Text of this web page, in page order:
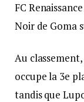
FC
Noir de Goma
Au
occupe la 3e
tandis que